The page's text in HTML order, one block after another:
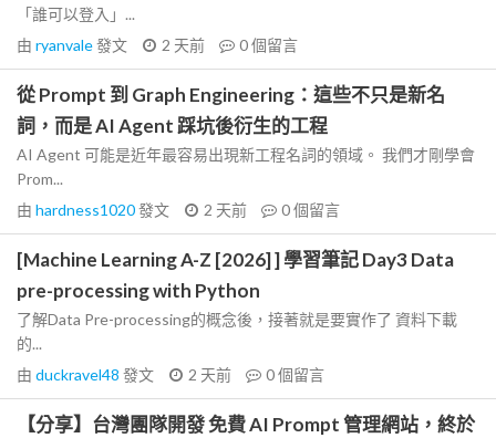
「誰可以登入」...
由 ryanvale發文 2 天前 0個留言
從 Prompt 到 Graph Engineering：這些不只是新名
詞，而是 AI Agent 踩坑後衍生的工程
AI Agent 可能是近年最容易出現新工程名詞的領域。 我們才剛學會
Prom...
由 hardness1020發文 2 天前 0個留言
[Machine Learning A-Z [2026] ] 學習筆記 Day3 Data
pre-processing with Python
了解Data Pre-processing的概念後，接著就是要實作了 資料下載
的...
由 duckravel48 發文 2 天前 0個留言
【分享】台灣團隊開發 免費 AI Prompt 管理網站，終於